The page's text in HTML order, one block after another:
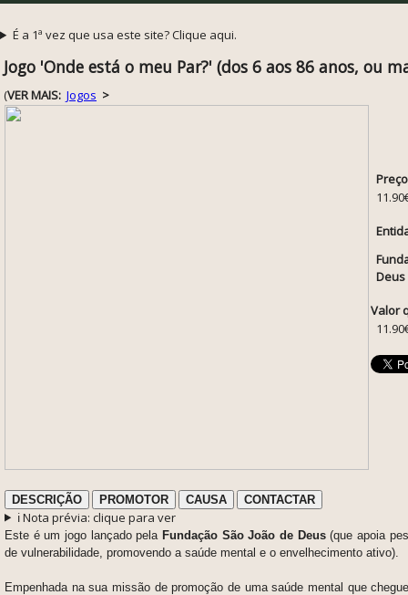
É a 1ª vez que usa este site? Clique aqui.
Jogo 'Onde está o meu Par?' (dos 6 aos 86 anos, ou
(VER MAIS: Jogos >
Deus
Valor
DESCRIÇÃO PROMOTOR CAUSA CONTACTAR
ℹ️ Nota prévia: clique para ver
Este é um jogo lançado pela Fundação São João de Deus(que apoia
de vulnerabilidade, promovendo a saúde mental e o envelhecimento ativo).
Empenhada na sua missão de promoção de uma saúde mental que